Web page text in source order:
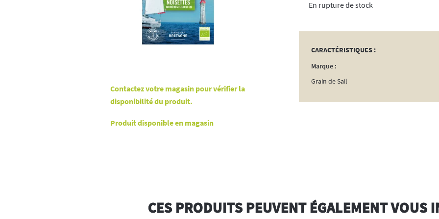
Contactez votre magasin pour vérifier la
disponibilité du produit.
Produit disponible en magasin
rupture de stock
CARACTÉRISTIQUES :
Marque :
Grain de Sail
CES PRODUITS PEUVENT ÉGALEMENT VOUS